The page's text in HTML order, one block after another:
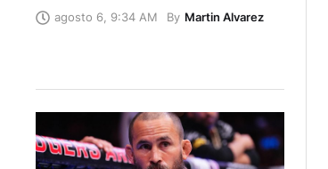
agosto 6, 9:34 AM By Martin Alvarez